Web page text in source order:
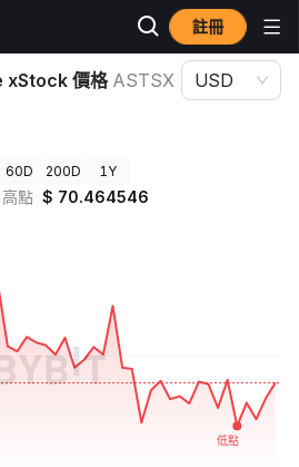
註冊
xStock 價格 ASTSX
xStock 價格 ASTSX USD
60D 200D 1Y
高點 $ 70.464546